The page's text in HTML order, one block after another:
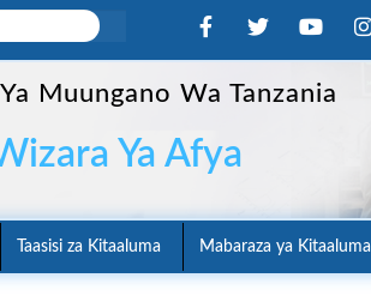
Muungano Wa Tanzania
Ya Afya
Taasisi za Kitaaluma Mabaraza ya Kitaaluma